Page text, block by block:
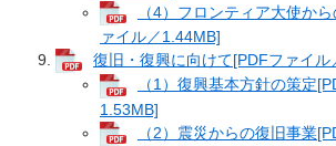
（4）フロンティア大使か
ァイル／1.44MB]
復旧・復興に向けて[PDFファイル
（1）復興基本方針の策定
1.53MB]
（2）震災からの復旧事業